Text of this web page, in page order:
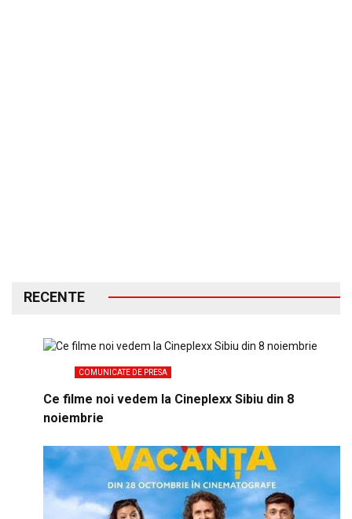
RECENTE
COMUNICATE DE PRESA
Ce filme noi vedem la Cineplexx Sibiu din 8
noiembrie